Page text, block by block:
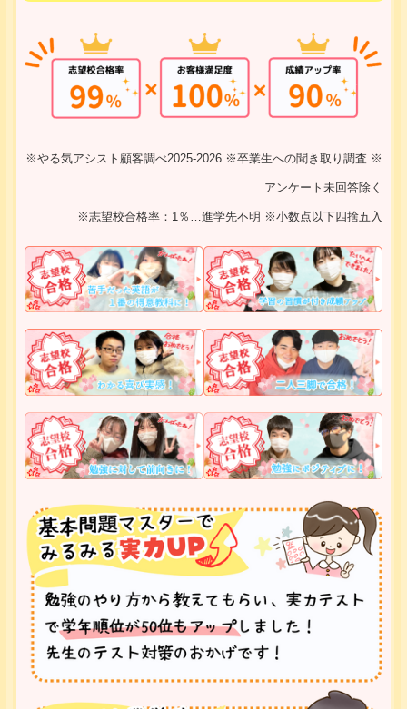
※やる気アシスト顧客調べ2025-2026 ※卒業生への聞き取り調査 ※
アンケート未回答除く
※志望校合格率：1％…進学先不明 ※小数点以下四捨五入